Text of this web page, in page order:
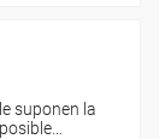
suponen la